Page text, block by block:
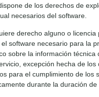
de los derechos de
necesarios del software.
derecho alguno o licencia
software necesario para la
sobre la información técnica
excepción hecha de los
para el cumplimiento de los
durante la duración de